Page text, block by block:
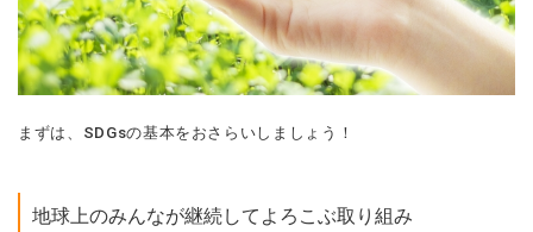
まずは、SDGsの基本をおさらいしましょう！
地球上のみんなが継続してよろこぶ取り組み